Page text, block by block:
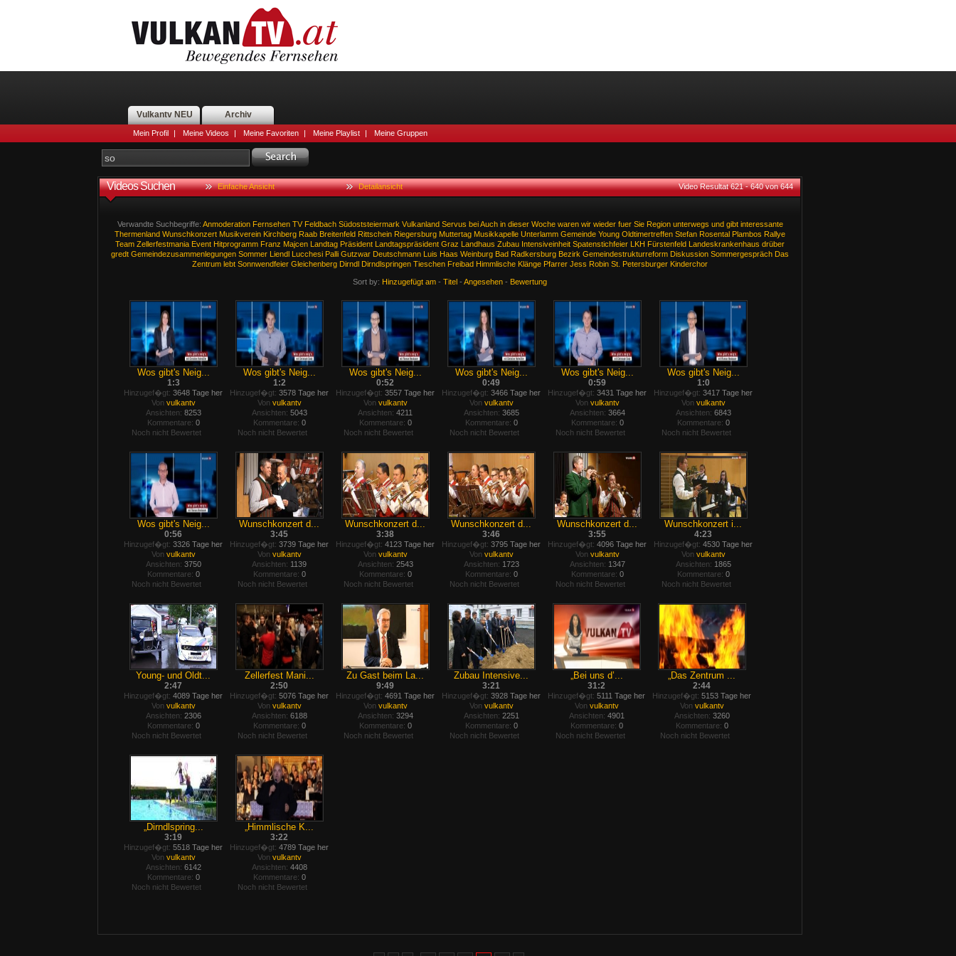
Vulkantv NEU Archiv
Mein Profil | Meine Videos | Meine Favoriten | Meine Playlist | Meine Gruppen
Videos Suchen Einfache Ansicht Detailansicht Video Resultat 621 - 640 von 644
Verwandte Suchbegriffe: Anmoderation Fernsehen TV Feldbach Südoststeiermark Vulkanland Servus bei Auch in dieser Woche waren wir wieder fuer Sie Region unterwegs und gibt interessante
Thermenland Wunschkonzert Musikverein Kirchberg Raab Breitenfeld Rittschein Riegersburg Muttertag Musikkapelle Unterlamm Gemeinde Young Oldtimertreffen Stefan Rosental Plambos Rallye
Team Zellerfestmania Event Hitprogramm Franz Majcen Landtag Präsident Landtagspräsident Graz Landhaus Zubau Intensiveinheit Spatenstichfeier LKH Fürstenfeld Landeskrankenhaus drüber
gredt Gemeindezusammenlegungen Sommer Liendl Lucchesi Palli Gutzwar Deutschmann Luis Haas Weinburg Bad Radkersburg Bezirk Gemeindestrukturreform Diskussion Sommergespräch Das
Zentrum lebt Sonnwendfeier Gleichenberg Dirndl Dirndlspringen Tieschen Freibad Himmlische Klänge Pfarrer Jess Robin St. Petersburger Kinderchor
Sort by: Hinzugefügt am - Titel - Angesehen - Bewertung
Wos gibt's Neig...
1:3
Hinzugef�gt: 3648 Tage her
Von vulkantv
Ansichten: 8253
Kommentare: 0
Noch nicht Bewertet
Wos gibt's Neig...
1:2
Hinzugef�gt: 3578 Tage her
Von vulkantv
Ansichten: 5043
Kommentare: 0
Noch nicht Bewertet
Wos gibt's Neig...
0:52
Hinzugef�gt: 3557 Tage her
Von vulkantv
Ansichten: 4211
Kommentare: 0
Noch nicht Bewertet
Wos gibt's Neig...
0:49
Hinzugef�gt: 3466 Tage her
Von vulkantv
Ansichten: 3685
Kommentare: 0
Noch nicht Bewertet
Wos gibt's Neig...
0:59
Hinzugef�gt: 3431 Tage her
Von vulkantv
Ansichten: 3664
Kommentare: 0
Noch nicht Bewertet
Wos gibt's Neig...
1:0
Hinzugef�gt: 3417 Tage her
Von vulkantv
Ansichten: 6843
Kommentare: 0
Noch nicht Bewertet
Wos gibt's Neig...
0:56
Hinzugef�gt: 3326 Tage her
Von vulkantv
Ansichten: 3750
Kommentare: 0
Noch nicht Bewertet
Wunschkonzert d...
3:45
Hinzugef�gt: 3739 Tage her
Von vulkantv
Ansichten: 1139
Kommentare: 0
Noch nicht Bewertet
Wunschkonzert d...
3:38
Hinzugef�gt: 4123 Tage her
Von vulkantv
Ansichten: 2543
Kommentare: 0
Noch nicht Bewertet
Wunschkonzert d...
3:46
Hinzugef�gt: 3795 Tage her
Von vulkantv
Ansichten: 1723
Kommentare: 0
Noch nicht Bewertet
Wunschkonzert d...
3:55
Hinzugef�gt: 4096 Tage her
Von vulkantv
Ansichten: 1347
Kommentare: 0
Noch nicht Bewertet
Wunschkonzert i...
4:23
Hinzugef�gt: 4530 Tage her
Von vulkantv
Ansichten: 1865
Kommentare: 0
Noch nicht Bewertet
Young- und Oldt...
2:47
Hinzugef�gt: 4089 Tage her
Von vulkantv
Ansichten: 2306
Kommentare: 0
Noch nicht Bewertet
Zellerfest Mani...
2:50
Hinzugef�gt: 5076 Tage her
Von vulkantv
Ansichten: 6188
Kommentare: 0
Noch nicht Bewertet
Zu Gast beim La...
9:49
Hinzugef�gt: 4691 Tage her
Von vulkantv
Ansichten: 3294
Kommentare: 0
Noch nicht Bewertet
Zubau Intensive...
3:21
Hinzugef�gt: 3928 Tage her
Von vulkantv
Ansichten: 2251
Kommentare: 0
Noch nicht Bewertet
„Bei uns d’...
31:2
Hinzugef�gt: 5111 Tage her
Von vulkantv
Ansichten: 4901
Kommentare: 0
Noch nicht Bewertet
„Das Zentrum ...
2:44
Hinzugef�gt: 5153 Tage her
Von vulkantv
Ansichten: 3260
Kommentare: 0
Noch nicht Bewertet
„Dirndlspring...
3:19
Hinzugef�gt: 5518 Tage her
Von vulkantv
Ansichten: 6142
Kommentare: 0
Noch nicht Bewertet
„Himmlische K...
3:22
Hinzugef�gt: 4789 Tage her
Von vulkantv
Ansichten: 4408
Kommentare: 0
Noch nicht Bewertet